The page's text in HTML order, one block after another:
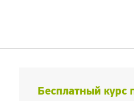
Бесплатный курс